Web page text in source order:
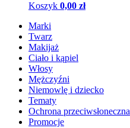
Koszyk 0,00 zł
Marki
Twarz
Makijaż
Ciało i kąpiel
Włosy
Mężczyźni
Niemowlę i dziecko
Tematy
Ochrona przeciwsłoneczna
Promocje